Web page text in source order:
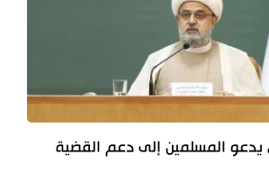
يدعو المسلمين إلى دعم القضية